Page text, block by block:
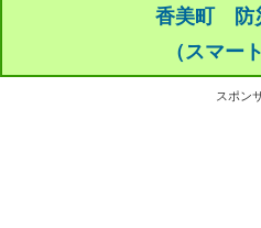
香美町 防
（スマー
スポン